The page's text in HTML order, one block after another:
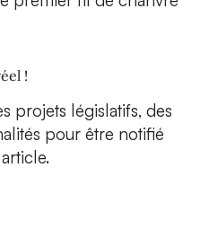
!
projets législatifs, des
pour être notifié